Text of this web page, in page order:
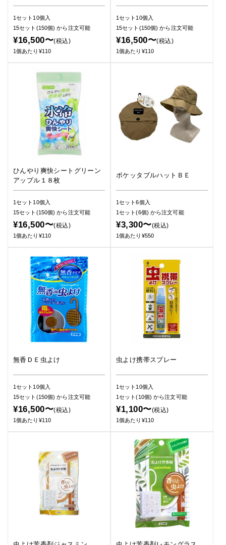
1セット10個入
15セット(150個)から注文可能
¥16,500〜(税込)
1個あたり¥110
1セット10個入
15セット(150個)から注文可能
¥16,500〜(税込)
1個あたり¥110
ひんやり爽快シートグリーン
アップル１８枚
1セット10個入
15セット(150個)から注文可能
¥16,500〜(税込)
1個あたり¥110
ポケッタブルハットＢＥ
1セット6個入
1セット(6個) から注文可能
¥3,300〜(税込)
1個あたり¥550
無香ＤＥ虫よけ
1セット10個入
15セット(150個)から注文可能
¥16,500〜(税込)
1個あたり¥110
虫よけ携帯スプレー
1セット10個入
1セット(10個)から注文可能
¥1,100〜(税込)
1個あたり¥110